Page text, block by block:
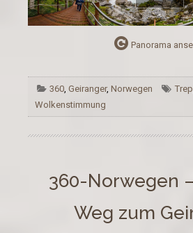
Panorama
360 ,Geiranger,Norwegen
Wolkenstimmung
360-Norwegen
Weg zum